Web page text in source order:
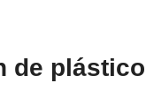
de plástico